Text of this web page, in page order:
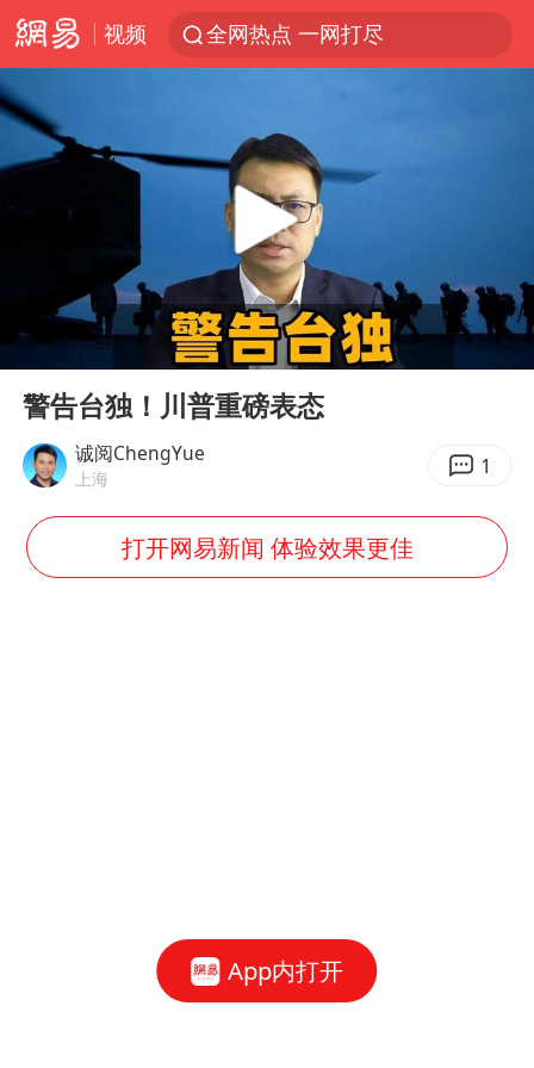
视频 全网热点 一网打尽
Play
00:00 26:40
警告台独！川普重磅表态
诚阅ChengYue
上海 1
打开网易新闻 体验效果更佳
App内打开